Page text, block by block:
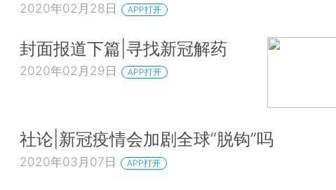
2020年02月28日 APP打开
封面报道下篇|寻找新冠解药
2020年02月29日 APP打开
社论|新冠疫情会加剧全球“脱钩”吗
2020年03月07日 APP打开